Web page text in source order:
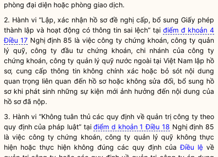
phòng đại diện hoặc phòng giao dịch.
2. Hành vi “Lập, xác nhận hồ sơ đề nghị cấp, bổ sung Giấy phép
thành lập và hoạt động có thông tin sai lệch” tại điểm đ khoản 4
Điều 17Nghị định 85 là việc công ty chứng khoán, công ty quản
lý quỹ, công ty đầu tư chứng khoán, chi nhánh của công ty
chứng khoán, công ty quản lý quỹ nước ngoài tại Việt Nam lập hồ
sơ, cung cấp thông tin không chính xác hoặc bỏ sót nội dung
quan trọng liên quan đến hồ sơ hoặc không sửa đổi, bổ sung hồ
sơ khi phát sinh những sự kiện mới ảnh hưởng đến nội dung của
hồ sơ đã nộp.
3. Hành vi “Không tuân thủ các quy định về quản trị công ty theo
quy định của pháp luật” tạiđiểm d khoản 1 Điều 18 Nghị định 85
là việc công tychứng khoán, công ty quản lý quỹ không thực
hiện hoặc thực hiện không đúng các quy định củaĐiều lệ về